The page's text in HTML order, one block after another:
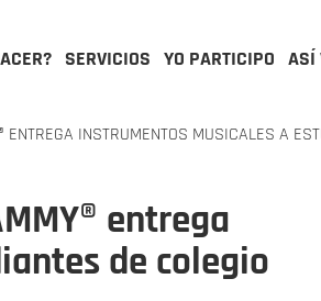
SERVICIOS YO PARTICIPO ASÍ
INSTRUMENTOS MUSICALES A
entrega
de colegio